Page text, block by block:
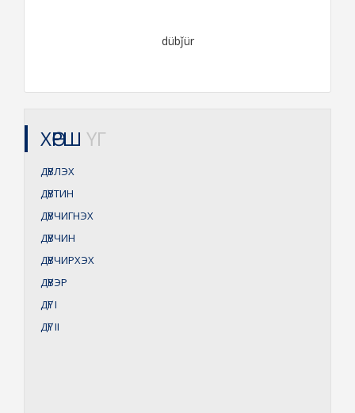
dübǰür
ХӨРШ ҮГ
ДҮВЛЭХ
ДҮВТИН
ДҮВЧИГНЭХ
ДҮВЧИН
ДҮВЧИРХЭХ
ДҮВЭР
ДҮГI
ДҮГII